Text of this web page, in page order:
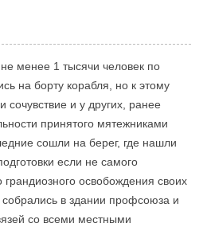
менее 1 тысячи человек по
на борту корабля, но к этому
и у других, ранее
принятого мятежниками
сошли на берег, где нашли
если не самого
грандиозного освобождения своих
в здании профсоюза и
со всеми местными